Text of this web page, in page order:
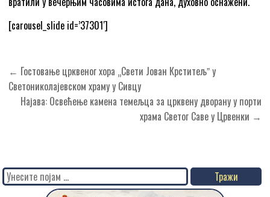
[carousel_slide id=’37301′]
Кретање
чланка
← Гостовање црквеног хора „Свети Јован Крститељˮ у
Светониколајевском храму у Сивцу
Најава: Освећење камена темељца за црквену дворану у порти
храма Светог Саве у Црвенки →
Search
for: